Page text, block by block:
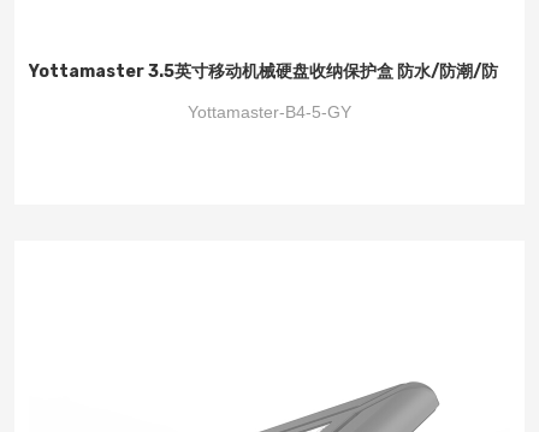
Yottamaster 3.5英寸移动机械硬盘收纳保护盒 防水/防潮/防
Yottamaster-B4-5-GY